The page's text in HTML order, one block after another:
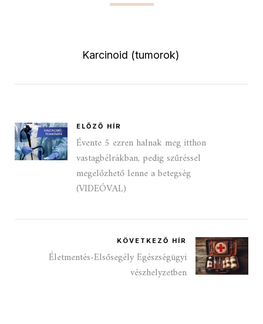
Karcinoid (tumorok)
ELŐZŐ HÍR
Évente 5 ezren halnak meg itthon
vastagbélrákban, pedig szűréssel
megelőzhető lenne a betegség
(VIDEÓVAL)
KÖVETKEZŐ HÍR
Életmentés-Elsősegély Egészségügyi
vészhelyzetben